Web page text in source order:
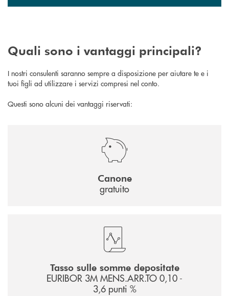
Quali sono i vantaggi principali?
I nostri consulenti saranno sempre a disposizione per aiutare te e i
tuoi figli ad utilizzare i servizi compresi nel conto.
Questi sono alcuni dei vantaggi riservati:
Canone
gratuito
Tasso sulle somme depositate
EURIBOR 3M MENS.ARR.TO 0,10 -
3,6 punti %